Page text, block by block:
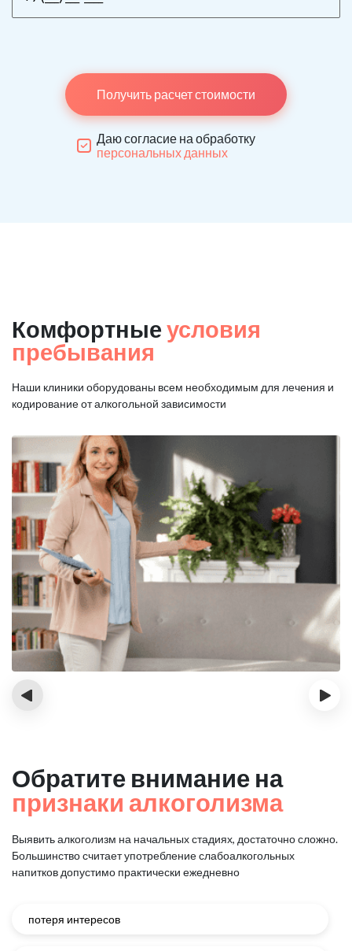
Получить расчет стоимости
Даю согласие на обработку
персональных данных
Комфортные условия
пребывания
Наши клиники оборудованы всем необходимым для лечения и
кодирование от алкогольной зависимости
‹ ›
Обратите внимание на
признаки алкоголизма
Выявить алкоголизм на начальных стадиях, достаточно сложно.
Большинство считает употребление слабоалкогольных
напитков допустимо практически ежедневно
потеря интересов